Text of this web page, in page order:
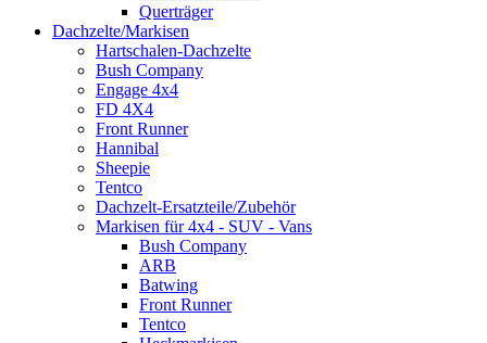
Querträger
Dachzelte/Markisen
Hartschalen-Dachzelte
Bush Company
Engage 4x4
FD 4X4
Front Runner
Hannibal
Sheepie
Tentco
Dachzelt-Ersatzteile/Zubehör
Markisen für 4x4 - SUV - Vans
Bush Company
ARB
Batwing
Front Runner
Tentco